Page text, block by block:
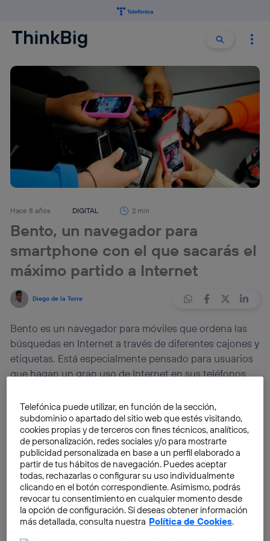
Buscar
Hace 8 años DIGITAL 2 min
Bento, un navegador para
smartphone con el que sacarás el
máximo partido a Internet
Diego de la Torre
Bento es un navegador para móviles que ordena las
búsquedas en Internet a través de diferentes cajones y
etiquetas. Está especialmente pensado para usuarios
que hagan un gran uso de Internet en sus teléfonos
marabunta de información.
El móvil se ha convertido en una extensión más de
nuestro cuerpo. Los seres humanossomos una
especie de ciborgs, usamostecnología
constantemente y estamos sumergidos en eso de la
revolución digital. Todos utilizamos elsmartphone
con cotidianidady buscamos trucos para sacar el
mayor rendimientode nuestros terminales. Que
Telefónica puede utilizar, en función de la sección,
subdominio o apartado del sitio web que estés visitando,
cookies propias y de terceros con fines técnicos, analíticos,
de personalización, redes sociales y/o para mostrarte
publicidad personalizada en base a un perfil elaborado a
partir de tus hábitos de navegación. Puedes aceptar
todas, rechazarlas o configurar su uso individualmente
clicando en el botón correspondiente. Asimismo, podrás
revocar tu consentimiento en cualquier momento desde
la opción de configuración. Si deseas obtener información
más detallada, consulta nuestra Política de Cookies.